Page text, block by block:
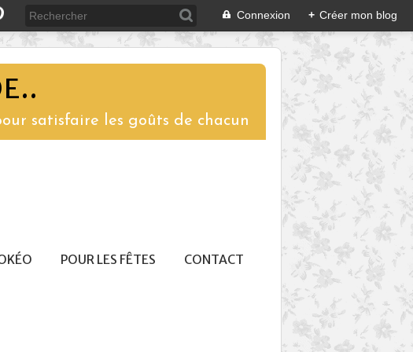
Connexion + Créer mon blog
satisfaire les goûts de chacun
POUR LES FÊTES CONTACT